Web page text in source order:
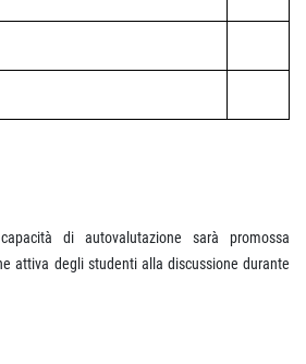
di autovalutazione sarà promossa
attiva degli studenti alla discussione durante